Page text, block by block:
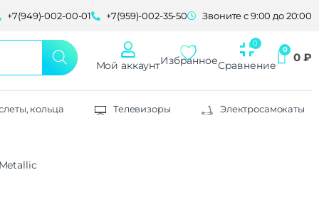
+7(949)-002-00-01 +7(959)-002-35-50 Звоните с 9:00 до 20:00
Мой аккаунтИзбранноеСравнение
0 ₽
кольца Телевизоры Электросамокаты